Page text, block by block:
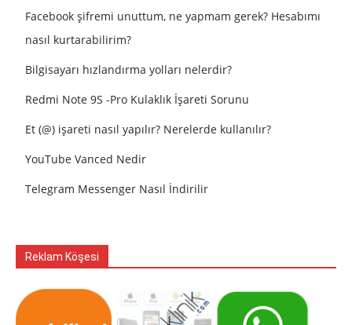
Facebook şifremi unuttum, ne yapmam gerek? Hesabımı
nasıl kurtarabilirim?
Bilgisayarı hızlandırma yolları nelerdir?
Redmi Note 9S -Pro Kulaklık İşareti Sorunu
Et (@) işareti nasıl yapılır? Nerelerde kullanılır?
YouTube Vanced Nedir
Telegram Messenger Nasıl İndirilir
Reklam Köşesi